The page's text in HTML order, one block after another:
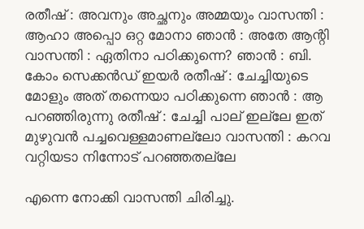
രതീഷ് : അവനും അച്ഛനും അമ്മയും വാസന്തി :
ആഹാ അപ്പൊ ഒറ്റ മോനാ ഞാൻ : അതേ ആന്റി
വാസന്തി : ഏതിനാ പഠിക്കുന്നെ? ഞാൻ : ബി.
കോം സെക്കൻഡ് ഇയർ രതീഷ് : ചേച്ചിയുടെ
മോളും അത് തന്നെയാ പഠിക്കുന്നെ ഞാൻ : ആ
പറഞ്ഞിരുന്നു രതീഷ് : ചേച്ചി പാല് ഇല്ലേ ഇത്
മുഴുവൻ പച്ചവെള്ളമാണല്ലോ വാസന്തി : കറവ
വറ്റിയടാ നിന്നോട് പറഞ്ഞതല്ലേ
എന്നെ നോക്കി വാസന്തി ചിരിച്ചു.